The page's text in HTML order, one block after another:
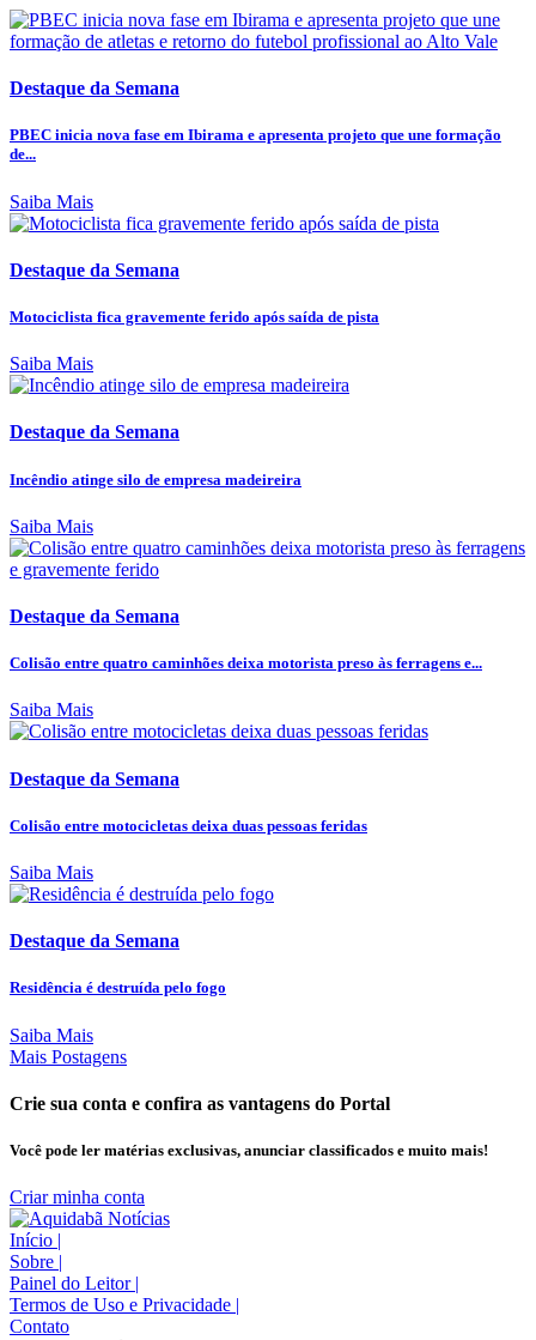
Destaque da Semana
PBEC inicia nova fase em Ibirama e apresenta projeto que une formação
de...
Saiba Mais
Destaque da Semana
Motociclista fica gravemente ferido após saída de pista
Saiba Mais
Destaque da Semana
Incêndio atinge silo de empresa madeireira
Saiba Mais
Destaque da Semana
Colisão entre quatro caminhões deixa motorista preso às ferragens e...
Saiba Mais
Destaque da Semana
Colisão entre motocicletas deixa duas pessoas feridas
Saiba Mais
Destaque da Semana
Residência é destruída pelo fogo
Saiba Mais
Mais Postagens
Crie sua conta e confira as vantagens do Portal
Você pode ler matérias exclusivas, anunciar classificados e muito mais!
Criar minha conta
Início |
Sobre |
Painel do Leitor |
Termos de Uso e Privacidade |
Contato